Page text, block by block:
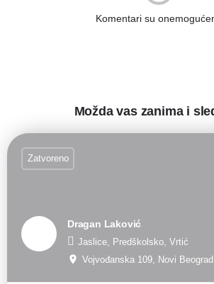
Komentari su
Možda vas zanima i
Dragan Laković
Jaslice, Predškolsko, Vrtić
Vojvođanska 109, Novi
Zatvoreno